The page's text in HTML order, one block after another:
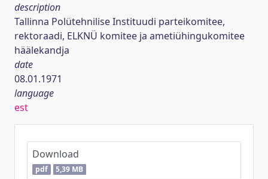
description
Tallinna Polütehnilise Instituudi parteikomitee,
rektoraadi, ELKNÜ komitee ja ametiühingukomitee
häälekandja
date
08.01.1971
language
est
Download
pdf 5,39 MB